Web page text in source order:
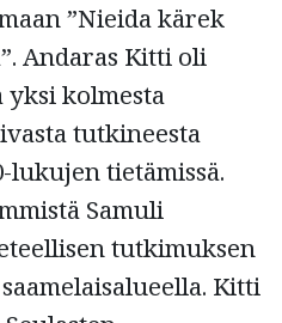
”Nieida kärek
Andaras Kitti oli
yksi kolmesta
tutkineesta
lukujen tietämissä.
Samuli
tutkimuksen
Kitti